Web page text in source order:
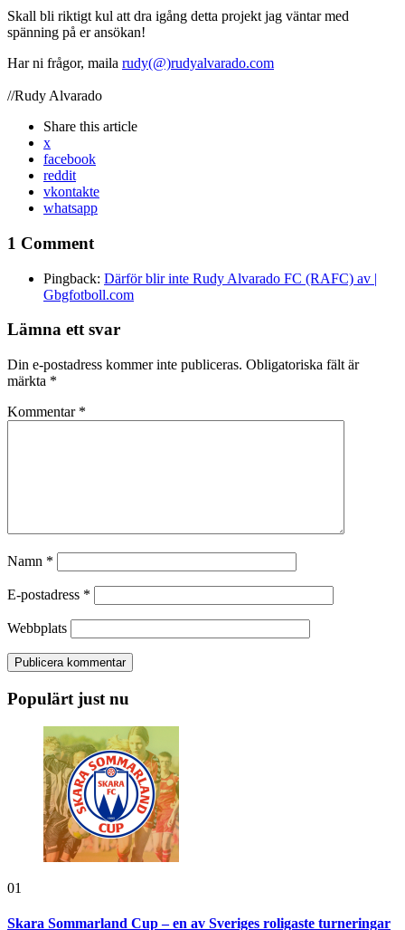
Skall bli riktigt kul att dra igång detta projekt jag väntar med
spänning på er ansökan!
Har ni frågor, maila rudy(@)rudyalvarado.com
//Rudy Alvarado
Share this article
x
facebook
reddit
vkontakte
whatsapp
1 Comment
Pingback: Därför blir inte Rudy Alvarado FC (RAFC) av |
Gbgfotboll.com
Lämna ett svar
Din e-postadress kommer inte publiceras. Obligatoriska fält är
märkta *
Kommentar *
Namn *
E-postadress *
Webbplats
Populärt just nu
01
Skara Sommarland Cup – en av Sveriges roligaste turneringar